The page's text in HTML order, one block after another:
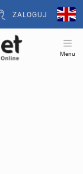
ZALOGUJ
Menu